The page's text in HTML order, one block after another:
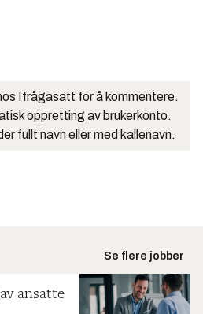
Ifrågasätt for å kommentere.
oppretting av brukerkonto.
fullt navn eller med kallenavn.
Se flere jobber
ansatte